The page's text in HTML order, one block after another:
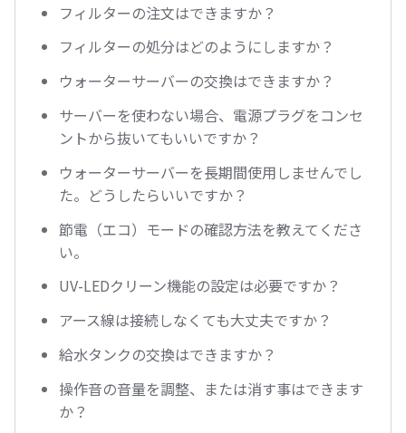
フィルターの注文はできますか？
フィルターの処分はどのようにしますか？
ウォーターサーバーの交換はできますか？
サーバーを使わない場合、電源プラグをコンセ
ントから抜いてもいいですか？
ウォーターサーバーを長期間使用しませんでし
た。どうしたらいいですか？
節電（エコ）モードの確認方法を教えてくださ
い。
UV-LEDクリーン機能の設定は必要ですか？
アース線は接続しなくても大丈夫ですか？
給水タンクの交換はできますか？
操作音の音量を調整、または消す事はできます
か？